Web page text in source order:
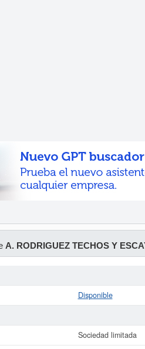
A. RODRIGUEZ TECHOS Y
Disponible
Sociedad limitada